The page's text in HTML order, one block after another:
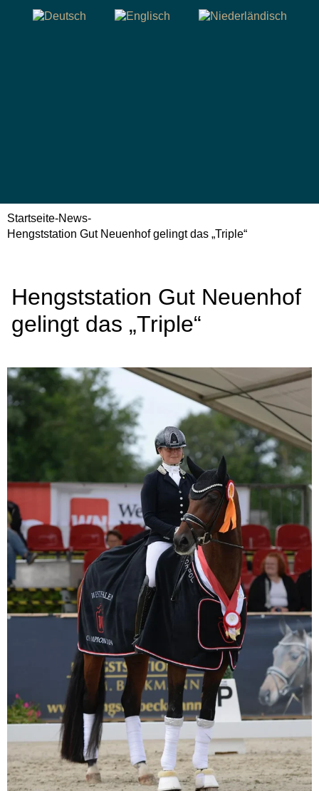
Startseite-News-
Hengststation Gut Neuenhof gelingt das „Triple“
Hengststation Gut Neuenhof
gelingt das „Triple“